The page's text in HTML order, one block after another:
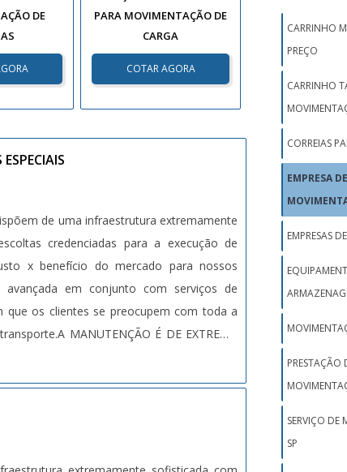
DE
PARA MOVIMENTAÇÃO DE
CARGA
COTAR AGORA
de uma infraestrutura extremamente
credenciadas para a execução de
x benefício do mercado para nossos
avançada em conjunto com serviços de
que os clientes se preocupem com toda a
MANUTENÇÃO É DE EXTREMA
a manutenção tem o compromisso de
dos equipamentos, atuando com
assim como, atuar conforme normas
falhas e/ou quebras dos
CARRINHO
PREÇO
CARRINHO
CORREIAS
EMPRESA
EMPRESAS
PRESTAÇÃO
SERVIÇO DE
SP